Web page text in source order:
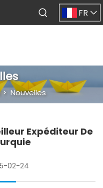
FR
> Nouvelles
Expéditeur De
02-24